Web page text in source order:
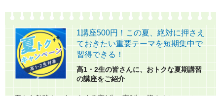
1講座500円！この夏、絶対に押さえ
ておきたい重要テーマを短期集中で
習得できる！​
高1・2生の皆さんに、おトクな夏期講習
の講座をご紹介​